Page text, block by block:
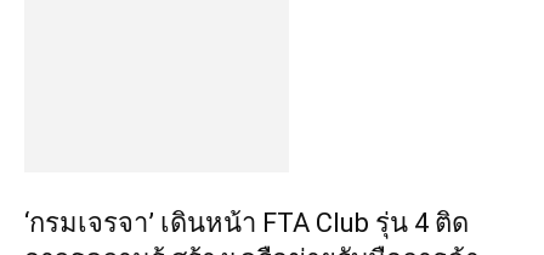
‘กรมเจรจา’ เดินหน้า FTA Club รุ่น 4 ติด